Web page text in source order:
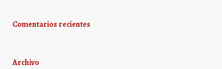
Comentarios recientes
Archivo